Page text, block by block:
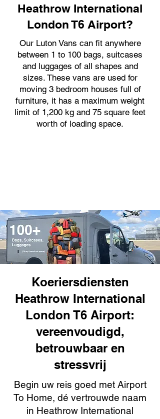
Heathrow International
London T6 Airport?
Our Luton Vans can fit anywhere
between 1 to 100 bags, suitcases
and luggages of all shapes and
sizes. These vans are used for
moving 3 bedroom houses full of
furniture, it has a maximum weight
limit of 1,200 kg and 75 square feet
worth of loading space.
Koeriersdiensten
Heathrow International
London T6 Airport:
vereenvoudigd,
betrouwbaar en
stressvrij
Begin uw reis goed met Airport
To Home, dé vertrouwde naam
in Heathrow International